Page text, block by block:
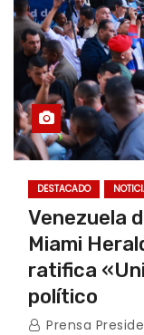
DESTACADO
Venezuela
Miami
ratifica
político
Prensa